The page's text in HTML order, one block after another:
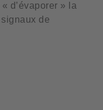
d’évaporer » la
de